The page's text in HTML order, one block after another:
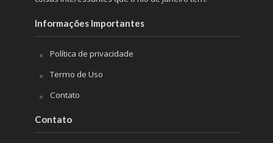
Informações Importantes
Política de privacidade
Termo de Uso
Contato
Contato